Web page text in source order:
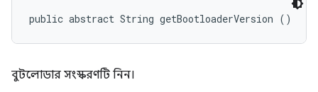
public abstract String getBootloaderVersion ()
বুটলোডার সংস্করণটি নিন।